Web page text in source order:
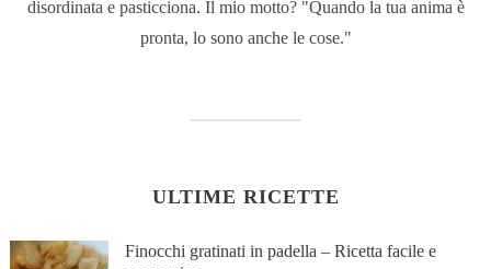
disordinata e pasticciona. Il mio motto? "Quando la tua anima è
pronta, lo sono anche le cose."
ULTIME RICETTE
Finocchi gratinati in padella – Ricetta facile e